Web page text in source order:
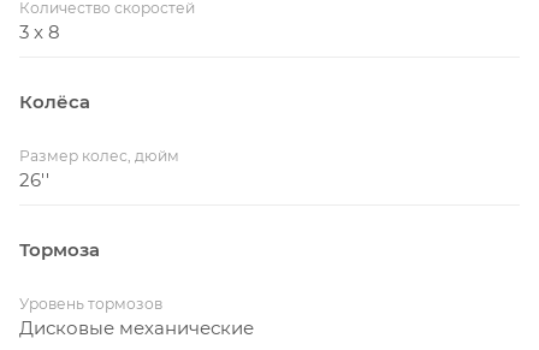
Количество скоростей
3 x 8
Колёса
Размер колес, дюйм
26''
Тормоза
Уровень тормозов
Дисковые механические